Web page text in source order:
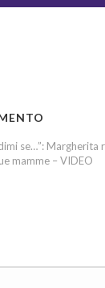
se…”: Margherita
mamme – VIDEO